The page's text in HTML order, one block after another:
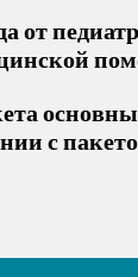
от
с